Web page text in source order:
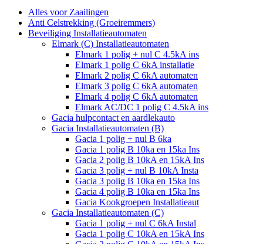
Alles voor Zaailingen
Anti Celstrekking (Groeiremmers)
Beveiliging Installatieautomaten
Elmark (C) Installatieautomaten
Elmark 1 polig + nul C 4.5kA ins
Elmark 1 polig C 6kA installatie
Elmark 2 polig C 6kA automaten
Elmark 3 polig C 6kA automaten
Elmark 4 polig C 6kA automaten
Elmark AC/DC 1 polig C 4.5kA ins
Gacia hulpcontact en aardlekauto
Gacia Installatieautomaten (B)
Gacia 1 polig + nul B 6ka
Gacia 1 polig B 10ka en 15ka Ins
Gacia 2 polig B 10kA en 15kA Ins
Gacia 3 polig + nul B 10kA Insta
Gacia 3 polig B 10ka en 15ka Ins
Gacia 4 polig B 10ka en 15ka Ins
Gacia Kookgroepen Installatieaut
Gacia Installatieautomaten (C)
Gacia 1 polig + nul C 6kA Instal
Gacia 1 polig C 10kA en 15kA Ins